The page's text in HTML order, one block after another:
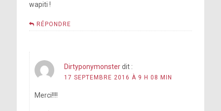
wapiti !
RÉPONDRE
Dirtyponymonster dit :
17 SEPTEMBRE 2016 À 9 H 08 MIN
Merci!!!!